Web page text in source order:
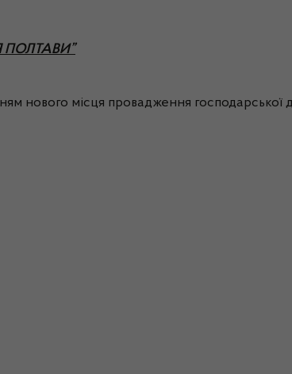
ПОЛТАВИ”
нового місця провадження господарської